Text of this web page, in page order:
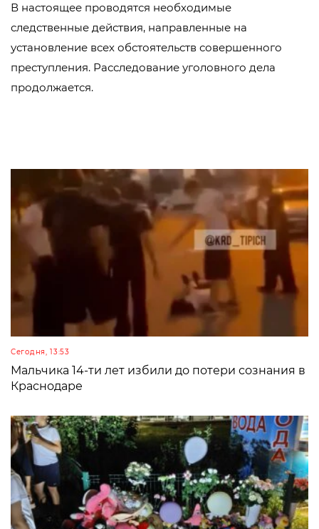
В настоящее проводятся необходимые
следственные действия, направленные на
установление всех обстоятельств совершенного
преступления. Расследование уголовного дела
продолжается.
Сегодня, 13:53
Мальчика 14-ти лет избили до потери сознания в
Краснодаре